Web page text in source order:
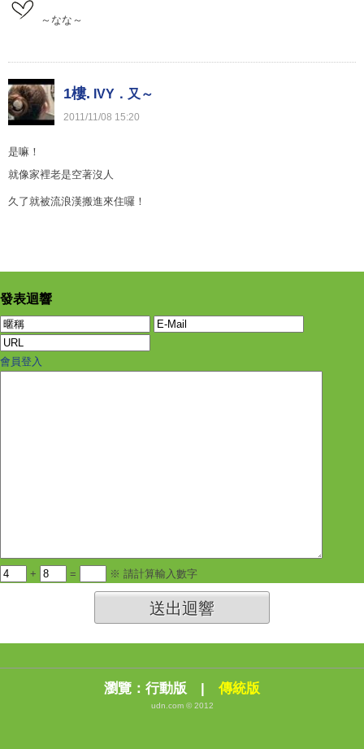
～なな～
1樓. IVY．又～
2011 /11 /08 15:20
是嘛！
就像家裡老是空著沒人
久了就被流浪漢搬進來住囉！
發表迴響
會員登入
+ = ※ 請計算輸入數字
送出迴響
瀏覽： 行動版 | 傳統版
udn.com © 2012